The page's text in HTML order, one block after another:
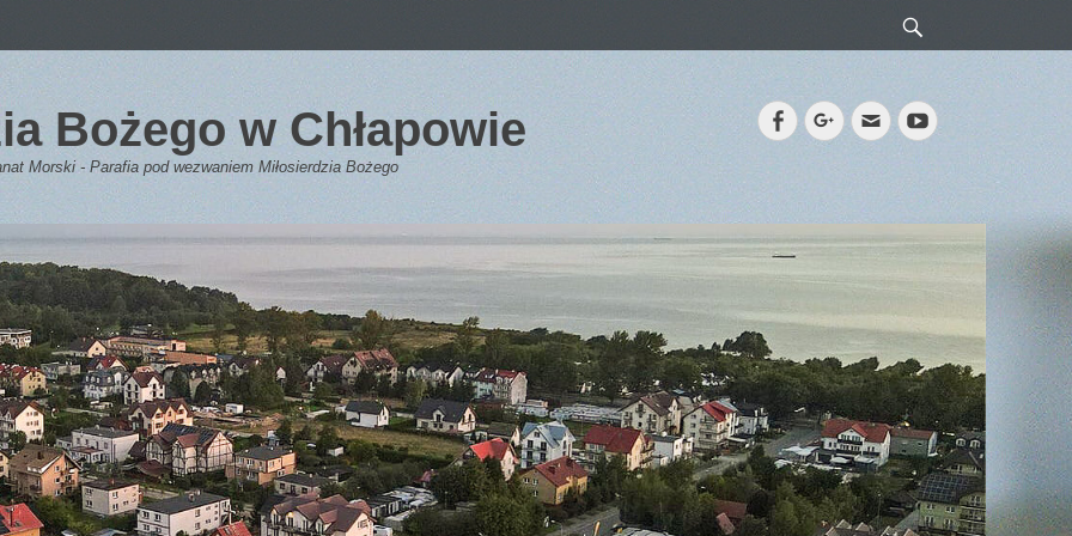
Bożego w Chłapowie
Morski - Parafia pod wezwaniem Miłosierdzia Bożego
FacebookGoogleplus
EmailYouTube